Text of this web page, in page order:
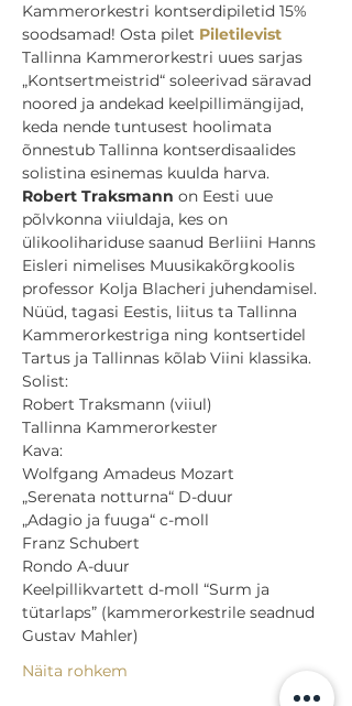
Kammerorkestri kontserdipiletid 15%
soodsamad! Osta pilet Piletilevist
Tallinna Kammerorkestri uues sarjas
„Kontsertmeistrid“ soleerivad säravad
noored ja andekad keelpillimängijad,
keda nende tuntusest hoolimata
õnnestub Tallinna kontserdisaalides
solistina esinemas kuulda harva.
Robert Traksmann on Eesti uue
põlvkonna viiuldaja, kes on
ülikoolihariduse saanud Berliini Hanns
Eisleri nimelises Muusikakõrgkoolis
professor Kolja Blacheri juhendamisel.
Nüüd, tagasi Eestis, liitus ta Tallinna
Kammerorkestriga ning kontsertidel
Tartus ja Tallinnas kõlab Viini klassika.
Solist:
Robert Traksmann (viiul)
Tallinna Kammerorkester
Kava:
Wolfgang Amadeus Mozart
„Serenata notturna“ D-duur
„Adagio ja fuuga“ c-moll
Franz Schubert
Rondo A-duur
Keelpillikvartett d-moll “Surm ja
tütarlaps” (kammerorkestrile seadnud
Gustav Mahler)
Näita rohkem